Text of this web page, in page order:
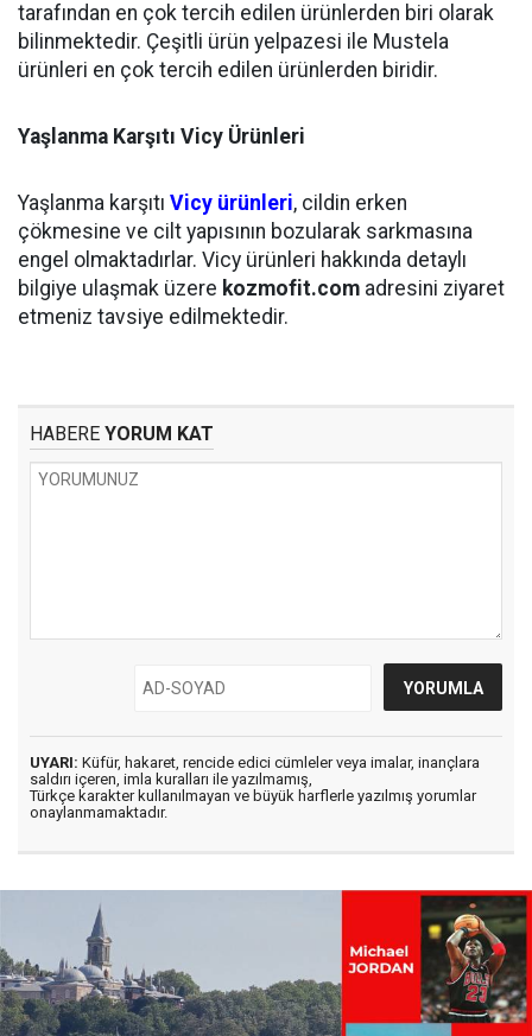
tarafından en çok tercih edilen ürünlerden biri olarak
bilinmektedir. Çeşitli ürün yelpazesi ile Mustela
ürünleri en çok tercih edilen ürünlerden biridir.
Yaşlanma Karşıtı Vicy Ürünleri
Yaşlanma karşıtı Vicy ürünleri, cildin erken
çökmesine ve cilt yapısının bozularak sarkmasına
engel olmaktadırlar. Vicy ürünleri hakkında detaylı
bilgiye ulaşmak üzere kozmofit.com adresini ziyaret
etmeniz tavsiye edilmektedir.
HABERE YORUM KAT
UYARI: Küfür, hakaret, rencide edici cümleler veya imalar, inançlara
saldırı içeren, imla kuralları ile yazılmamış,
Türkçe karakter kullanılmayan ve büyük harflerle yazılmış yorumlar
onaylanmamaktadır.